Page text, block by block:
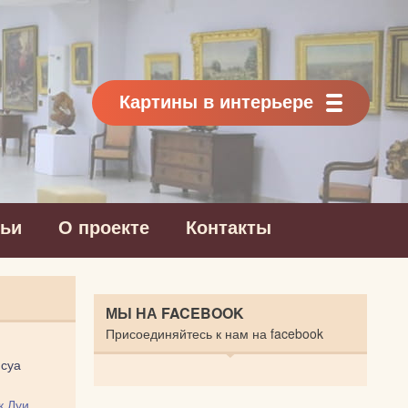
Картины в интерьере
О проекте Контакты
Луи
МЫ НА FACEBOOK
Присоединяйтесь к нам на facebook